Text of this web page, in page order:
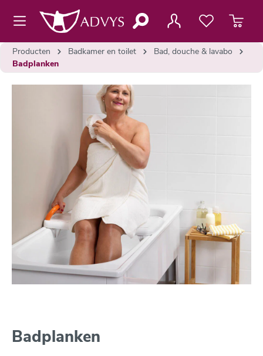
hoofdinhoud
Producten Badkamer en toilet
Bad, douche & lavabo
Badplanken
Badplanken